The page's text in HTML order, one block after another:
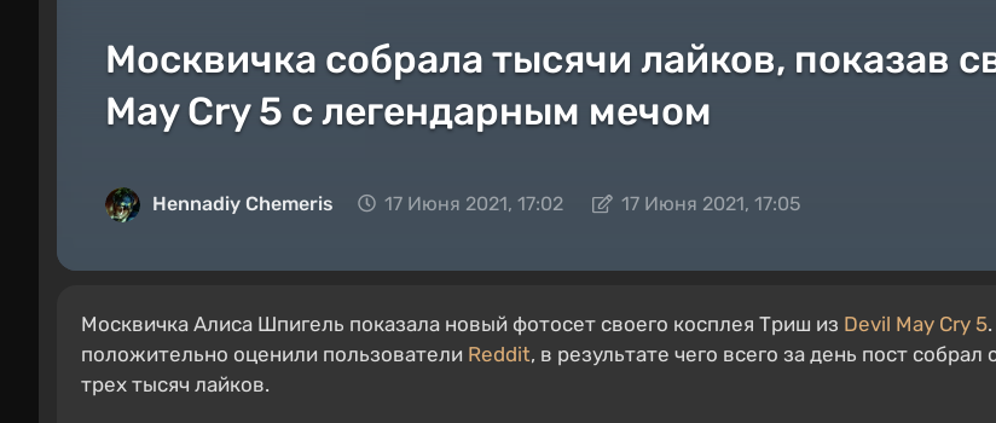
Москвичка собрала тысячи лайков, показав
May Cry 5 с легендарным мечом
Hennadiy Chemеris 17 Июня 2021, 17:02 17 Июня 2021, 17:05
Москвичка Алиса Шпигель показала новый фотосет своего косплея Триш из Devil May Cry 5
положительно оценили пользователи Reddit, в результате чего всего за день пост собрал
трех тысяч лайков.